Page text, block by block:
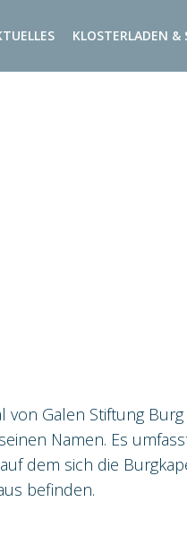
KLOSTERLADEN &
Galen Stiftung Burg
Namen. Es
dem sich die
befinden.